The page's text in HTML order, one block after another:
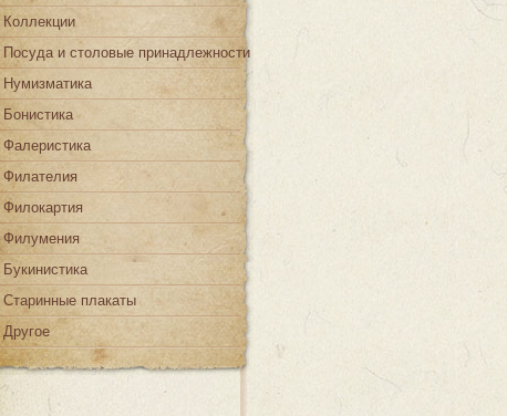
Коллекции
Посуда и столовые принадлежности
Нумизматика
Бонистика
Фалеристика
Филателия
Филокартия
Филумения
Букинистика
Старинные плакаты
Другое